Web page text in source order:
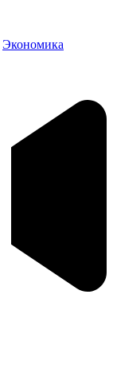
Экономика